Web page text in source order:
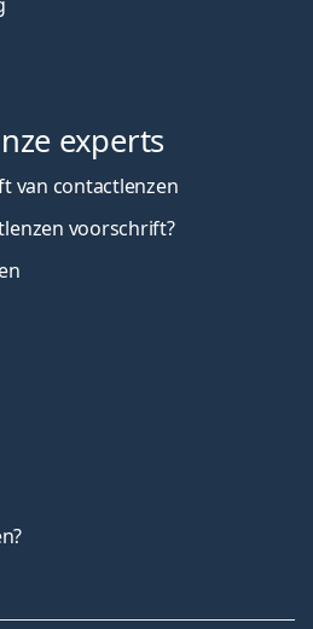
experts
van contactlenzen
voorschrift?